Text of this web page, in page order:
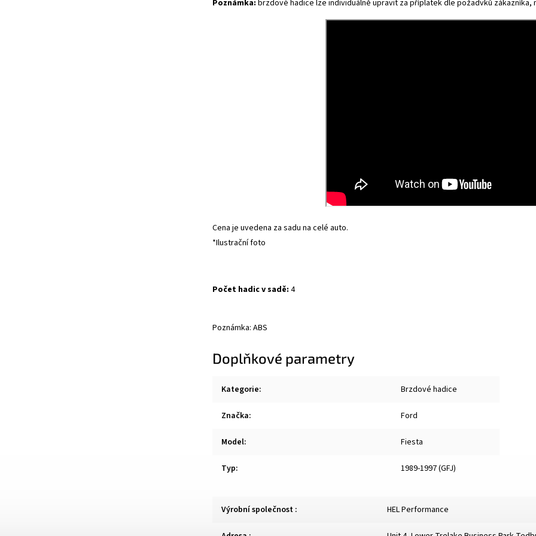
Poznámka: brzdové hadice lze individuálně upravit za příplatek dle požadvků zákazníka,
Cena je uvedena za sadu na celé auto.
*Ilustrační foto
Počet hadic v sadě: 4
Poznámka: ABS
Doplňkové parametry
Kategorie: Brzdové hadice
Značka: Ford
Model: Fiesta
Typ: 1989-1997 (GFJ)
Výrobní společnost : HEL Performance